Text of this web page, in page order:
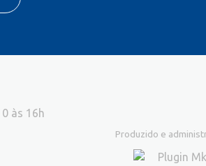
às 16h
Produzido e